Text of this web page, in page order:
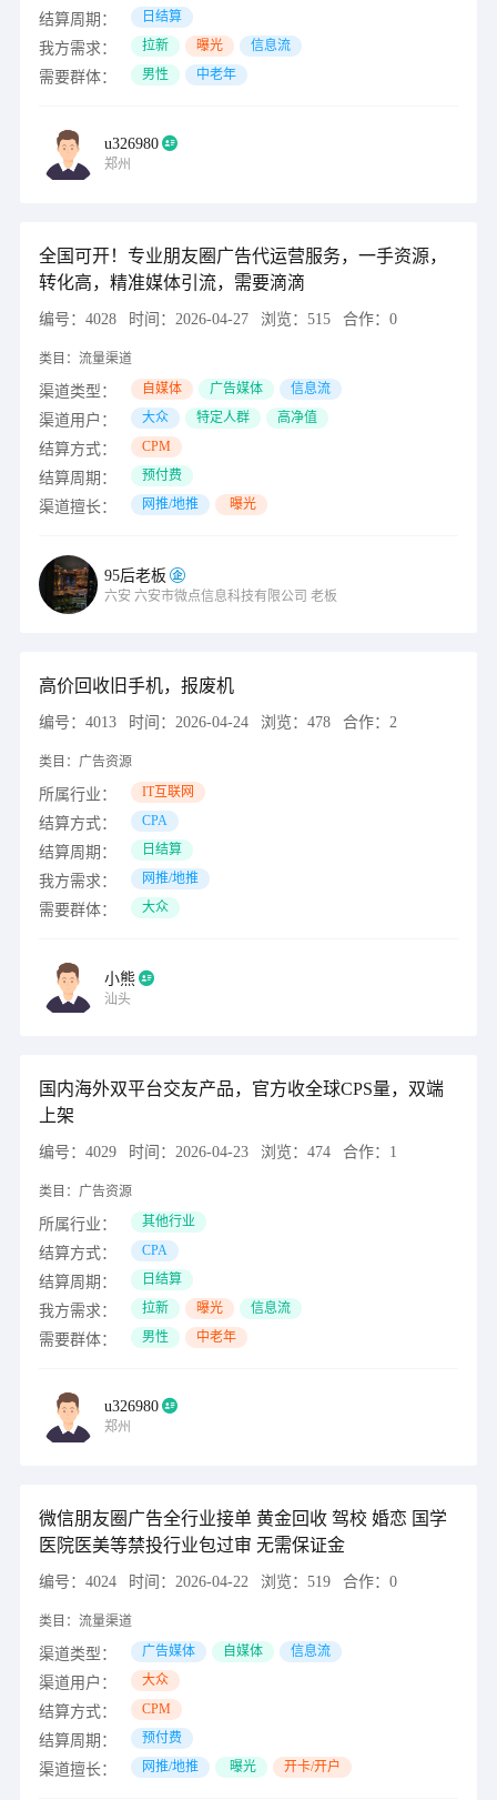
结算周期： 日结算
我方需求： 拉新 曝光 信息流
需要群体： 男性 中老年
u326980
郑州
全国可开！专业朋友圈广告代运营服务，一手资源，
转化高，精准媒体引流，需要滴滴
编号： 4028 时间： 2026-04-27 浏览： 515 合作： 0
类目： 流量渠道
渠道类型： 自媒体 广告媒体 信息流
渠道用户： 大众 特定人群 高净值
结算方式： CPM
结算周期： 预付费
渠道擅长： 网推/地推 曝光
95后老板
六安 六安市微点信息科技有限公司 老板
高价回收旧手机，报废机
编号： 4013 时间： 2026-04-24 浏览： 478 合作： 2
类目： 广告资源
所属行业： IT互联网
结算方式： CPA
结算周期： 日结算
我方需求： 网推/地推
需要群体： 大众
小熊
汕头
国内海外双平台交友产品，官方收全球CPS量，双端
上架
编号： 4029 时间： 2026-04-23 浏览： 474 合作： 1
类目： 广告资源
所属行业： 其他行业
结算方式： CPA
结算周期： 日结算
我方需求： 拉新 曝光 信息流
需要群体： 男性 中老年
u326980
郑州
微信朋友圈广告全行业接单 黄金回收 驾校 婚恋 国学
医院医美等禁投行业包过审 无需保证金
编号： 4024 时间： 2026-04-22 浏览： 519 合作： 0
类目： 流量渠道
渠道类型： 广告媒体 自媒体 信息流
渠道用户： 大众
结算方式： CPM
结算周期： 预付费
渠道擅长： 网推/地推 曝光 开卡/开户